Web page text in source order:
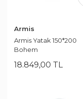
Armis
Armis Yatak 150*200
Bohem
18.849,00 TL